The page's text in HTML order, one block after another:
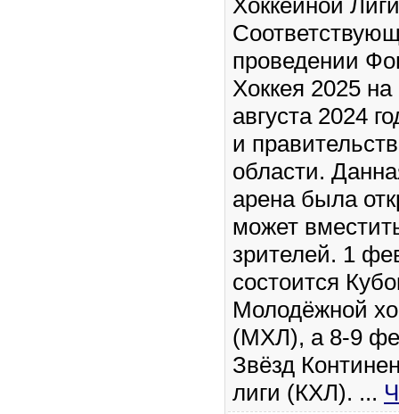
Хоккейной
проведении
Хоккея 2025
августа 2024
и
области.
арена была
может
зрителей. 1
состоится
Молодёжной
(МХЛ), а 8-9
Звёзд
лиги (КХЛ). ...